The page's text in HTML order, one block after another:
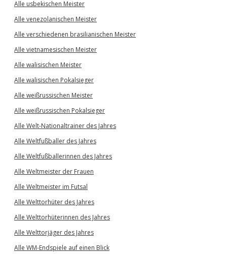
Alle usbekischen Meister
Alle venezolanischen Meister
Alle verschiedenen brasilianischen Meister
Alle vietnamesischen Meister
Alle walisischen Meister
Alle walisischen Pokalsieger
Alle weißrussischen Meister
Alle weißrussischen Pokalsieger
Alle Welt-Nationaltrainer des Jahres
Alle Weltfußballer des Jahres
Alle Weltfußballerinnen des Jahres
Alle Weltmeister der Frauen
Alle Weltmeister im Futsal
Alle Welttorhüter des Jahres
Alle Welttorhüterinnen des Jahres
Alle Welttorjäger des Jahres
Alle WM-Endspiele auf einen Blick